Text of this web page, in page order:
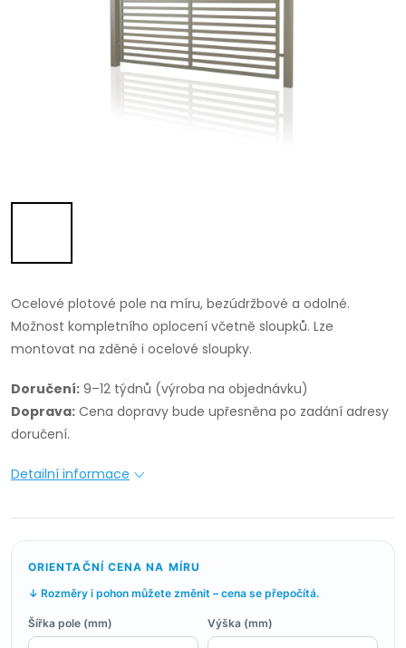
Ocelové plotové pole na míru, bezúdržbové a odolné.
Možnost kompletního oplocení včetně sloupků. Lze
montovat na zděné i ocelové sloupky.
Doručení: 9–12 týdnů (výroba na objednávku)
Doprava: Cena dopravy bude upřesněna po zadání adresy
doručení.
Detailní informace
ORIENTAČNÍ CENA NA MÍRU
↓ Rozměry i pohon můžete změnit – cena se přepočítá.
Šířka pole (mm) Výška (mm)